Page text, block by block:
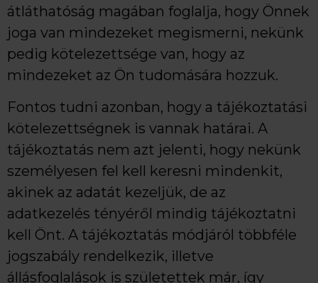
átláthatóság magában foglalja, hogy Önnek
joga van mindezeket megismerni, nekünk
pedig kötelezettsége van, hogy az
mindezeket az Ön tudomására hozzuk.
Fontos tudni azonban, hogy a tájékoztatási
kötelezettségnek is vannak határai. A
tájékoztatás nem azt jelenti, hogy nekünk
személyesen fel kell keresni mindenkit,
akinek az adatát kezeljük, de az
adatkezelés tényéről mindig tájékoztatni
kell Önt. A tájékoztatás módjáról többféle
jogszabály rendelkezik, illetve
állásfoglalások is születettek már, így